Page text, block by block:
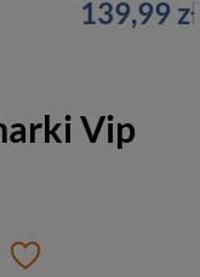
139,99 zł
Vip